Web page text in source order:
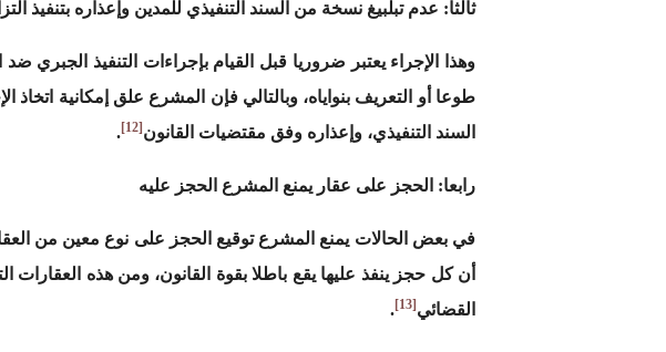
ثالثا: عدم تبلبيغ نسخة من السند التنفيذي للمدين وإعذاره بتنفيذ
وهذا الإجراء يعتبر ضروريا قبل القيام بإجراءات التنفيذ الجبري
طوعا أو التعريف بنواياه، وبالتالي فإن المشرع علق إمكانية
السند التنفيذي، وإعذاره وفق مقتضيات القانون [12]
.
رابعا: الحجز على عقار يمنع المشرع الحجز عليه
في بعض الحالات يمنع المشرع توقيع الحجز على نوع معين من
أن كل حجز ينفذ عليها يقع باطلا بقوة القانون، ومن هذه العقارات
القضائي [13]
.